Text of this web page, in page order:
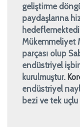
geliştirme
paydaşlarına
Mükemmeliyet
parçası olup
endüstriyel
kurulmuştur. Ko
endüstriyel
bezi ve tek